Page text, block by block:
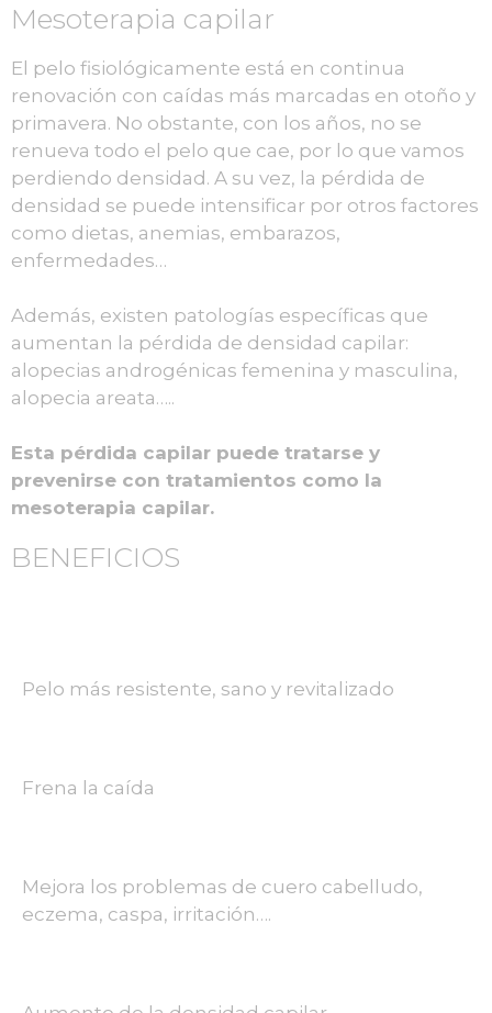
Mesoterapia capilar
El pelo fisiológicamente está en continua
renovación con caídas más marcadas en otoño y
primavera. No obstante, con los años, no se
renueva todo el pelo que cae, por lo que vamos
perdiendo densidad. A su vez, la pérdida de
densidad se puede intensificar por otros factores
como dietas, anemias, embarazos,
enfermedades…
Además, existen patologías específicas que
aumentan la pérdida de densidad capilar:
alopecias androgénicas femenina y masculina,
alopecia areata…..
Esta pérdida capilar puede tratarse y
prevenirse con tratamientos como la
mesoterapia capilar.
BENEFICIOS
Pelo más resistente, sano y revitalizado
Frena la caída
Mejora los problemas de cuero cabelludo,
eczema, caspa, irritación….